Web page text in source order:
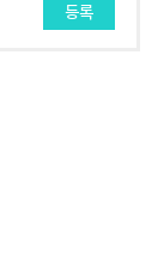
등록